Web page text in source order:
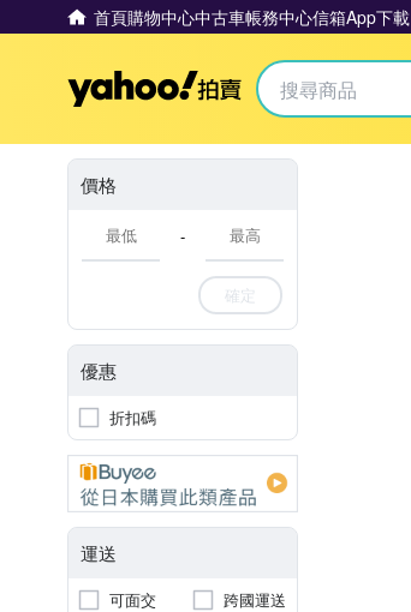
首頁購物中心中古車帳務中心信箱App下載
Yahoo拍賣
價格
-
確定
優惠
折扣碼
運送
可面交 跨國運送